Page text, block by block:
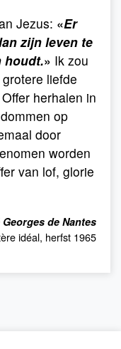
Jezus: «Er
zijn leven te
houdt.» Ik zou
liefde
herhalen in
op
door
worden
van lof, glorie
de Nantes
idéal, herfst 1965